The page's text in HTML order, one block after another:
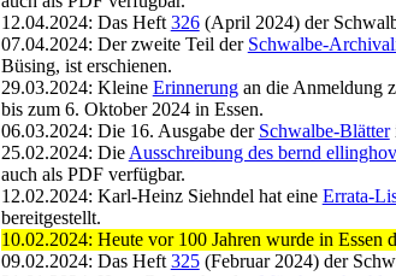
12.04.2024: Das Heft 326(April 2024) der
07.04.2024: Der zweite Teil der Schwalbe-
Büsing, ist erschienen.
29.03.2024: Kleine Erinnerungan die Anmeldung
bis zum 6. Oktober 2024 in Essen.
06.03.2024: Die 16. Ausgabe der Schwalbe-Blätter
25.02.2024: Die Ausschreibung des bernd
auch als PDF verfügbar.
12.02.2024: Karl-Heinz Siehndel hat eine Errata-
bereitgestellt.
10.02.2024: Heute vor 100 Jahren wurde in Essen
09.02.2024: Das Heft 325(Februar 2024) der